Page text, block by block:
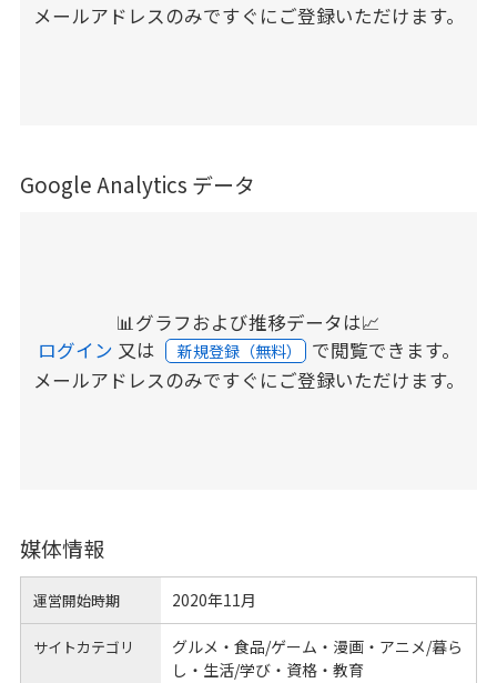
メールアドレスのみですぐにご登録いただけます。
Google Analytics データ
📊グラフおよび推移データは📈
ログイン 又は 新規登録（無料） で閲覧できます。
メールアドレスのみですぐにご登録いただけます。
媒体情報
運営開始時期 2020年11月
サイトカテゴリ
グルメ・食品/ゲーム・漫画・アニメ/暮ら
し・生活/学び・資格・教育